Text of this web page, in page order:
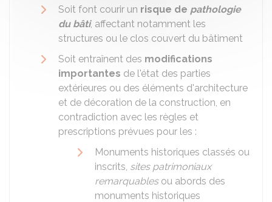
Soit font courir un risque de pathologie
du bâti, affectant notamment les
structures ou le clos couvert du bâtiment
Soit entraînent des modifications
importantes de l'état des parties
extérieures ou des éléments d'architecture
et de décoration de la construction, en
contradiction avec les règles et
prescriptions prévues pour les :
Monuments historiques classés ou
inscrits, sites patrimoniaux
remarquablesou abords des
monuments historiques